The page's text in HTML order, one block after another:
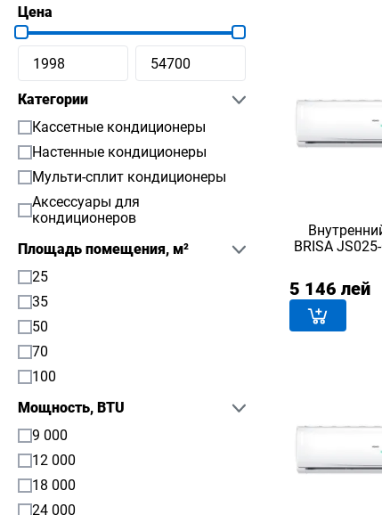
Цена
Категории
Кассетные кондиционеры
Настенные кондиционеры
Мульти-сплит кондиционеры
Аксессуары для
кондиционеров
Площадь помещения, м²
25
35
50
70
100
Мощность, BTU
9 000
12 000
18 000
24 000
BRISA
5 146 лей